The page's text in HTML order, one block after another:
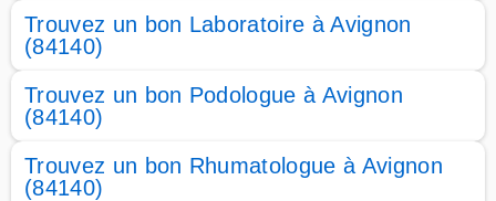
Trouvez un bon Laboratoire à Avignon
(84140)
Trouvez un bon Podologue à Avignon
(84140)
Trouvez un bon Rhumatologue à Avignon
(84140)